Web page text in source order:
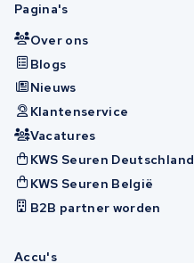
Pagina's
Over ons
Blogs
Nieuws
Klantenservice
Vacatures
KWS Seuren Deutschland
KWS Seuren België
B2B partner worden
Accu's